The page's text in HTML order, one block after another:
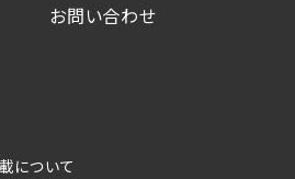
お問い合わせ
について